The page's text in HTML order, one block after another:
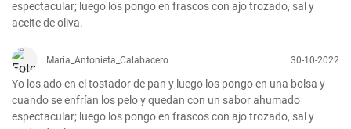
espectacular; luego los pongo en frascos con ajo trozado, sal y
aceite de oliva.
Maria_Antonieta_Calabacero 30-10-2022
Yo los ado en el tostador de pan y luego los pongo en una bolsa y
cuando se enfrían los pelo y quedan con un sabor ahumado
espectacular; luego los pongo en frascos con ajo trozado, sal y